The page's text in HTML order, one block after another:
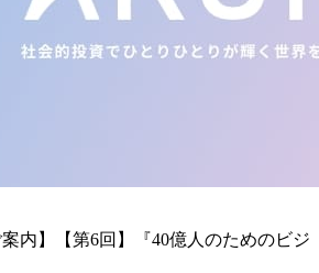
案内】【第6回】『40億人のためのビジ